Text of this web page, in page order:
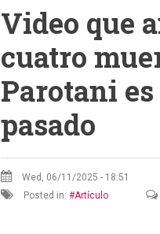
Video que
cuatro
Parotani
pasado
Wed, 06/11/2025 - 18:51
Posted in:
Artículo